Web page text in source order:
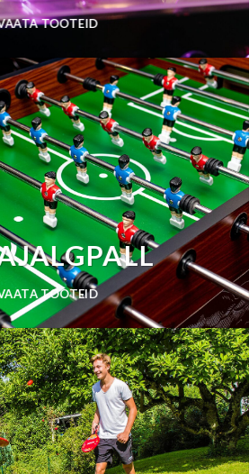
TOOTEID
TOOTEID